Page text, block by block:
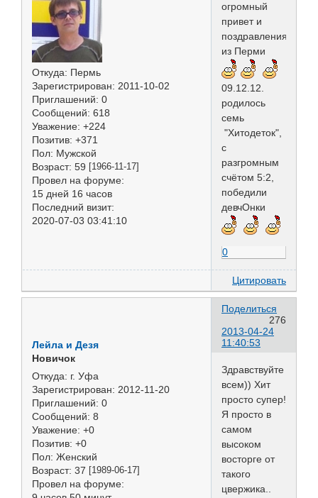
Откуда: Пермь
Зарегистрирован: 2011-10-02
Приглашений: 0
Сообщений: 618
Уважение: +224
Позитив: +371
Пол: Мужской
Возраст: 59 [1966-11-17]
Провел на форуме:
15 дней 16 часов
Последний визит:
2020-07-03 03:41:10
огромный
привет и
поздравления
из Перми
09.12.12.
родилось
семь
"Хитодеток",
с
разгромным
счётом 5:2,
победили
девчОнки
0
Цитировать
Поделиться
276
2013-04-24
11:40:53
Лейла и Дезя
Новичок
Откуда: г. Уфа
Зарегистрирован: 2012-11-20
Приглашений: 0
Сообщений: 8
Уважение: +0
Позитив: +0
Пол: Женский
Возраст: 37 [1989-06-17]
Провел на форуме:
Здравствуйте
всем)) Хит
просто супер!
Я просто в
самом
высоком
восторге от
такого
цвержика..